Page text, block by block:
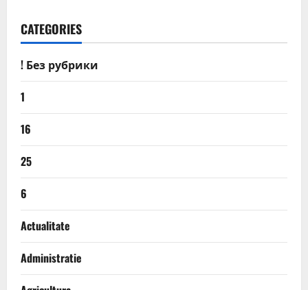
CATEGORIES
! Без рубрики
1
16
25
6
Actualitate
Administratie